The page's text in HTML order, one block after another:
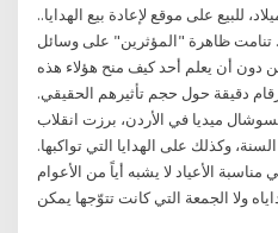
للبيع على موقع لإعادة بيع الهدايا..
تنامت ظاهرة "المؤثرين" على وسائل
دون أن يعلم أحد كيف منح هؤلاء هذه
دقيقة حول حجم تأثيرهم الحقيقي.
ميديا في الأردن، برزت انقلاب
وكذلك على الهدايا التي تواكبها.
مناسبة الأعياد لا يشبه أياً من الأعوام
ولا الجمعة التي كانت تتوّجها يمكن